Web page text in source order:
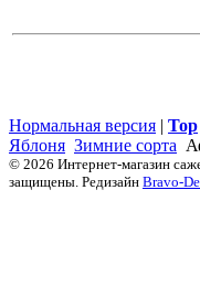
Нормальная версия | Top
Яблоня Зимние сорта
© 2026 Интернет-магазин
защищены. Редизайн Bravo-